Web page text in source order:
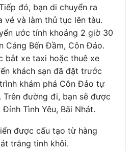
đó, bạn di chuyển ra
vé và làm thủ tục lên tàu.
ước tính khoảng 2 giờ 30
Cảng Bến Đầm, Côn Đảo.
bắt xe taxi hoặc thuê xe
khách sạn đã đặt trước
khám phá Côn Đảo tự
đường đi, bạn sẽ được
Tình Yêu, Bãi Nhát.
được cấu tạo từ hàng
trắng tinh khôi.